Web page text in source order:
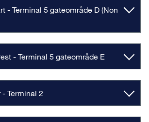
- Terminal 5 gateområde D (Non
- Terminal 5 gateområde E
Terminal 2